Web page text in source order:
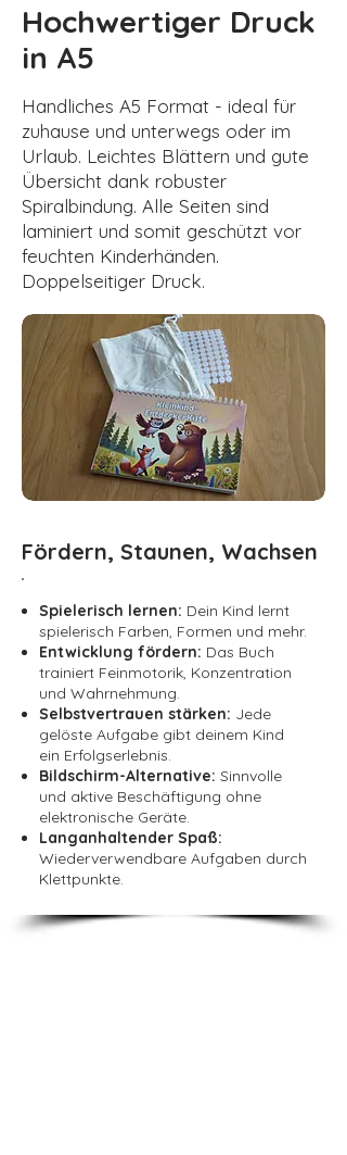
Hochwertiger Druck
in A5
Handliches A5 Format - ideal für
zuhause und unterwegs oder im
Urlaub. Leichtes Blättern und gute
Übersicht dank robuster
Spiralbindung. Alle Seiten sind
laminiert und somit geschützt vor
feuchten Kinderhänden.
Doppelseitiger Druck.
Fördern, Staunen, Wachsen
Spielerisch lernen: Dein Kind lernt
spielerisch Farben, Formen und mehr.
Entwicklung fördern: Das Buch
trainiert Feinmotorik, Konzentration
und Wahrnehmung.
Selbstvertrauen stärken: Jede
gelöste Aufgabe gibt deinem Kind
ein Erfolgserlebnis.
Bildschirm-Alternative: Sinnvolle
und aktive Beschäftigung ohne
elektronische Geräte.
Langanhaltender Spaß:
Wiederverwendbare Aufgaben durch
Klettpunkte.